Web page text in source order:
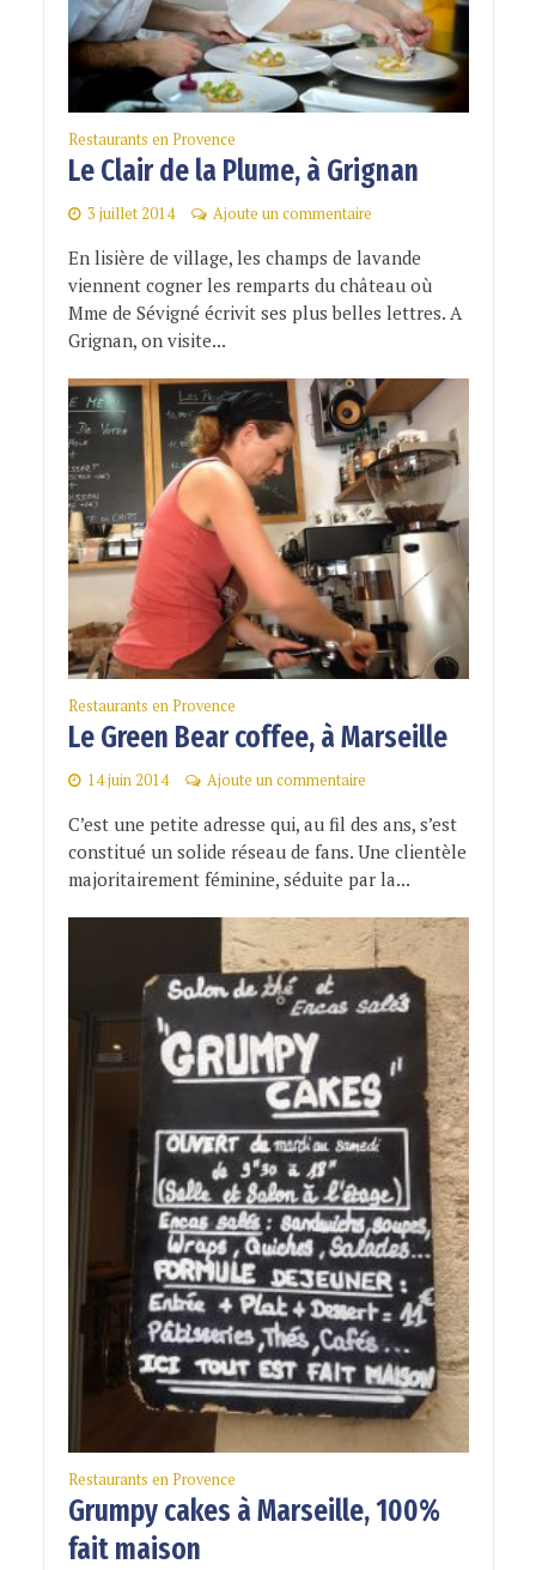
Restaurants en Provence
Le Clair de la Plume, à Grignan
3 juillet 2014 Ajoute un commentaire
En lisière de village, les champs de lavande
viennent cogner les remparts du château où
Mme de Sévigné écrivit ses plus belles lettres. A
Grignan, on visite...
Restaurants en Provence
Le Green Bear coffee, à Marseille
14 juin 2014 Ajoute un commentaire
C’est une petite adresse qui, au fil des ans, s’est
constitué un solide réseau de fans. Une clientèle
majoritairement féminine, séduite par la...
Restaurants en Provence
Grumpy cakes à Marseille, 100%
fait maison